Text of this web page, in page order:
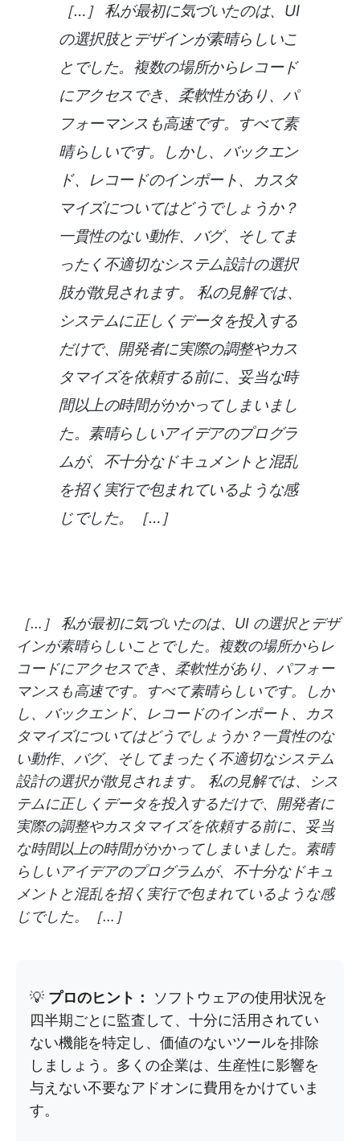
［…］ 私が最初に気づいたのは、UI
の選択肢とデザインが素晴らしいこ
とでした。複数の場所からレコード
にアクセスでき、柔軟性があり、パ
フォーマンスも高速です。すべて素
晴らしいです。しかし、バックエン
ド、レコードのインポート、カスタ
マイズについてはどうでしょうか？
一貫性のない動作、バグ、そしてま
ったく不適切なシステム設計の選択
肢が散見されます。 私の見解では、
システムに正しくデータを投入する
だけで、開発者に実際の調整やカス
タマイズを依頼する前に、妥当な時
間以上の時間がかかってしまいまし
た。素晴らしいアイデアのプログラ
ムが、不十分なドキュメントと混乱
を招く実行で包まれているような感
じでした。［…］
［…］ 私が最初に気づいたのは、UI の選択とデザ
インが素晴らしいことでした。複数の場所からレ
コードにアクセスでき、柔軟性があり、パフォー
マンスも高速です。すべて素晴らしいです。しか
し、バックエンド、レコードのインポート、カス
タマイズについてはどうでしょうか？一貫性のな
い動作、バグ、そしてまったく不適切なシステム
設計の選択が散見されます。 私の見解では、シス
テムに正しくデータを投入するだけで、開発者に
実際の調整やカスタマイズを依頼する前に、妥当
な時間以上の時間がかかってしまいました。素晴
らしいアイデアのプログラムが、不十分なドキュ
メントと混乱を招く実行で包まれているような感
じでした。［…］
💡 プロのヒント：
ソフトウェアの使用状況を
四半期ごとに監査して、十分に活用されてい
ない機能を特定し、価値のないツールを排除
しましょう。多くの企業は、生産性に影響を
与えない不要なアドオンに費用をかけていま
す。